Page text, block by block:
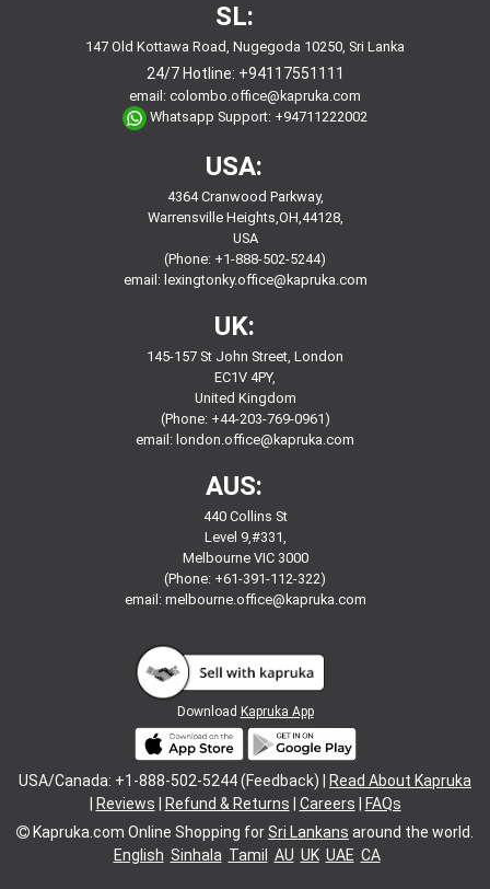
SL:
147 Old Kottawa Road, Nugegoda 10250, Sri Lanka
24/7 Hotline: +94117551111
email: colombo.office@kapruka.com
Whatsapp Support: +94711222002
USA:
4364 Cranwood Parkway,
Warrensville Heights,OH,44128,
USA
(Phone: +1-888-502-5244)
email: lexingtonky.office@kapruka.com
UK:
145-157 St John Street, London
EC1V 4PY,
United Kingdom
(Phone: +44-203-769-0961)
email: london.office@kapruka.com
AUS:
440 Collins St
Level 9,#331,
Melbourne VIC 3000
(Phone: +61-391-112-322)
email: melbourne.office@kapruka.com
Download Kapruka App
USA/Canada: +1-888-502-5244 (Feedback) |
Read About Kapruka
Reviews Refund & Returns Careers
FAQs
Kapruka.com Online Shopping forSri Lankans around the world.
English Sinhala Tamil AU UK UAE CA